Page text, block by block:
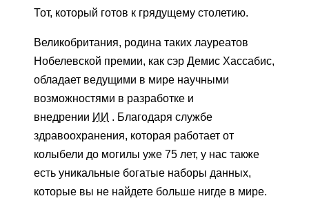
Тот, который готов к грядущему столетию.
Великобритания, родина таких лауреатов
Нобелевской премии, как сэр Демис Хассабис,
обладает ведущими в мире научными
возможностями в разработке и
внедрении ИИ . Благодаря службе
здравоохранения, которая работает от
колыбели до могилы уже 75 лет, у нас также
есть уникальные богатые наборы данных,
которые вы не найдете больше нигде в мире.